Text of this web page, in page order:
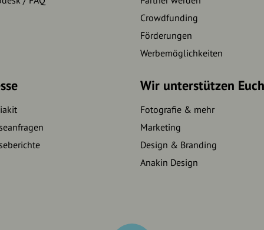
Crowdfunding
Förderungen
Werbemöglichkeiten
Wir unterstützen Euch
Fotografie & mehr
Marketing
Design & Branding
Anakin Design